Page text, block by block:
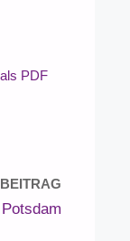
PDF